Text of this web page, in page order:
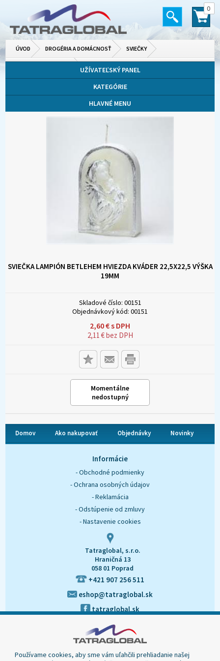
0
ÚVOD DROGÉRIA A DOMÁCNOSŤ SVIEČKY
UŽÍVATEĽSKÝ PANEL
KATEGÓRIE
HLAVNÉ MENU
SVIEČKA LAMPIÓN BETLEHEM HVIEZDA KVÁDER 22,5X22,5 VÝŠKA
19MM
Skladové číslo: 00151
Objednávkový kód: 00151
2,60€s DPH
2,11€bez DPH
Momentálne
nedostupný
Domov Ako nakupovať Objednávky Novinky
Informácie
- Obchodné podmienky
- Ochrana osobných údajov
- Reklamácia
- Odstúpenie od zmluvy
- Nastavenie cookies
Tatraglobal, s.r.o.
Hraničná 13
058 01 Poprad
+421 907 256 511
eshop@tatraglobal.sk
tatraglobal.sk
Používame cookies, aby sme vám uľahčili prehliadanie našej